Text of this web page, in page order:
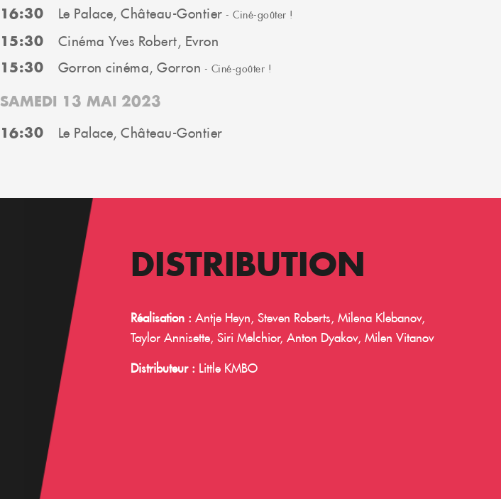
16:30 Le Palace, Château-Gontier - Ciné-goûter !
15:30 Cinéma Yves Robert, Evron
15:30 Gorron cinéma, Gorron - Ciné-goûter !
SAMEDI 13 MAI 2023
16:30 Le Palace, Château-Gontier
DISTRIBUTION
Réalisation : Antje Heyn, Steven Roberts, Milena Klebanov,
Taylor Annisette, Siri Melchior, Anton Dyakov, Milen Vitanov
Distributeur : Little KMBO